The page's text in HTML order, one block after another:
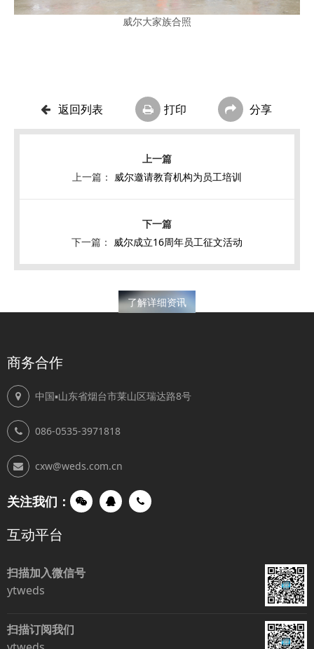
威尔大家族合照
返回列表 打印 分享
上一篇： 威尔邀请教育机构为员工培训
下一篇： 威尔成立16周年员工征文活动
了解详细资讯
商务合作
中国▪山东省烟台市莱山区瑞达路8号
086-0535-3971818
cxw@weds.com.cn
关注我们：
互动平台
扫描加入微信号
ytweds
扫描订阅我们